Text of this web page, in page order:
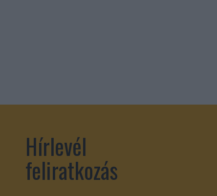
Hírlevél
feliratkozás